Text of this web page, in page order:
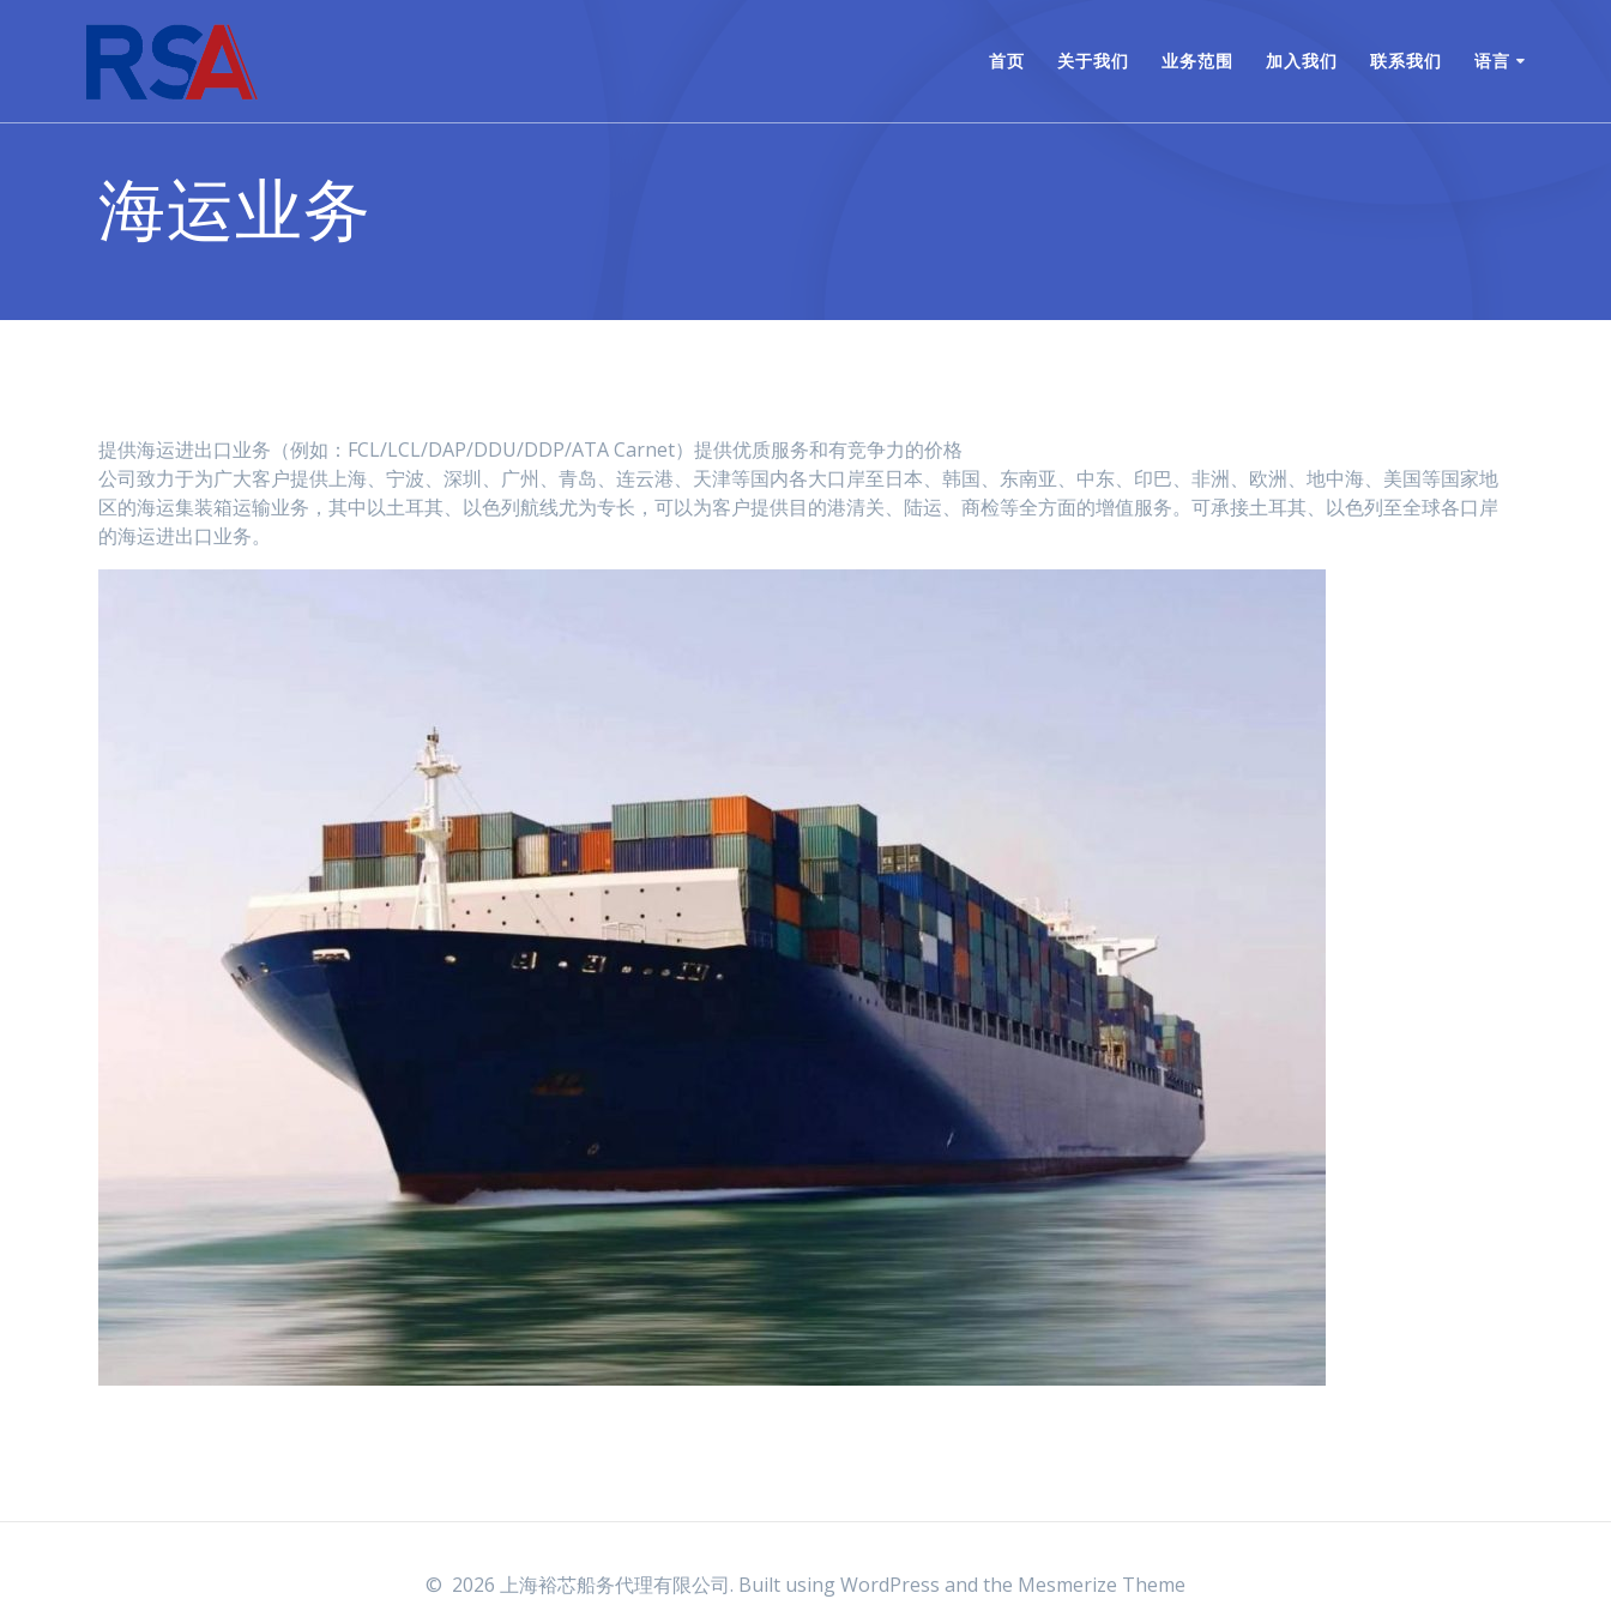
首页 关于我们 业务范围 加入我们 联系我们 语言
海运业务
提供海运进出口业务（例如：FCL/LCL/DAP/DDU/DDP/ATA Carnet）提供优质服务和有竞争力的价格
公司致力于为广大客户提供上海、宁波、深圳、广州、青岛、连云港、天津等国内各大口岸至日本、韩国、东南亚、中东、印巴、非洲、欧洲、地中海、美国等国家地
区的海运集装箱运输业务，其中以土耳其、以色列航线尤为专长，可以为客户提供目的港清关、陆运、商检等全方面的增值服务。可承接土耳其、以色列至全球各口岸
的海运进出口业务。
© 2026 上海裕芯船务代理有限公司. Built using WordPress and the Mesmerize Theme